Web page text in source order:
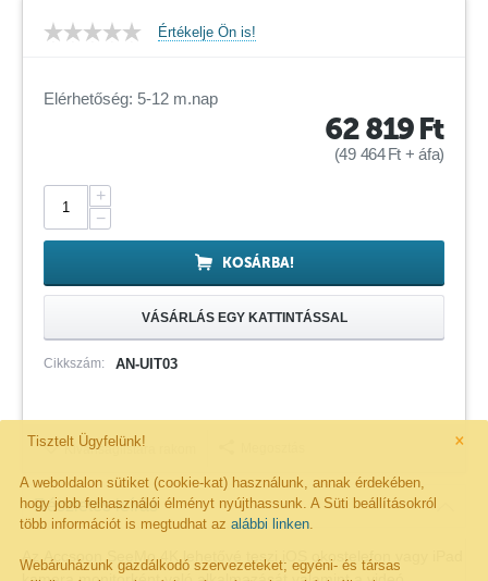
×
Tisztelt Ügyfelünk!
A weboldalon sütiket (cookie-kat) használunk, annak érdekében,
hogy jobb felhasználói élményt nyújthassunk. A Süti beállításokról
több információt is megtudhat az alábbi linken
Webáruházunk gazdálkodó szervezeteket; egyéni- és társas
Értékelje Ön is!
Elérhetőség: 5-12 m.nap
62 819Ft
(49 464Ft + áfa)
+
−
KOSÁRBA!
VÁSÁRLÁS EGY KATTINTÁSSAL
Cikkszám: AN-UIT03
Kivánságlistára rakom
Részletes leírás
Az Accsoon SeeMo 4K lehetővé teszi iOS okostelefon vagy iPad